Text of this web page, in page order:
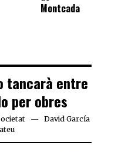
Montcada
tancarà entre
per obres
David García